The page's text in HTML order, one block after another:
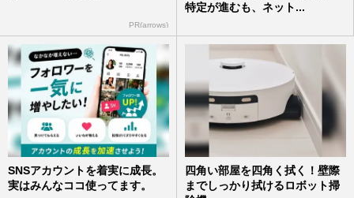
PR(arrows)
特定が進むも、ネット...
SNSアカウントを着実に成長。
実はみんなココ使ってます。
四角い部屋を四角く拭く！壁際
までしっかり拭けるロボット掃